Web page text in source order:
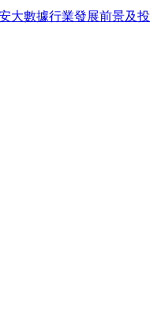
大數據行業發展前景及投